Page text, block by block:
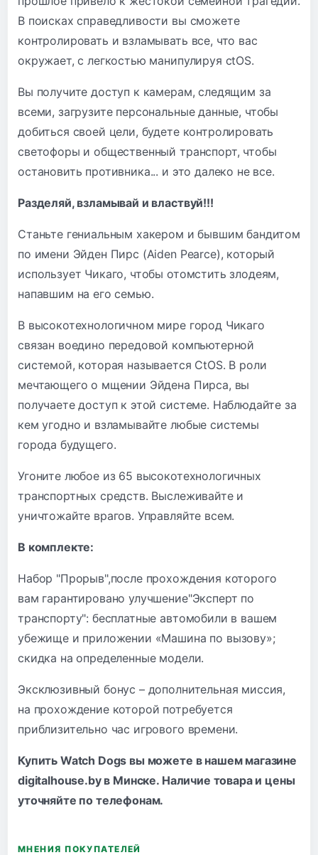
В поисках справедливости вы сможете
контролировать и взламывать все, что вас
окружает, с легкостью манипулируя ctOS.
Вы получите доступ к камерам, следящим за
всеми, загрузите персональные данные, чтобы
добиться своей цели, будете контролировать
светофоры и общественный транспорт, чтобы
остановить противника... и это далеко не все.
Разделяй, взламывай и властвуй!!!
Станьте гениальным хакером и бывшим бандитом
по имени Эйден Пирс (Aiden Pearce), который
использует Чикаго, чтобы отомстить злодеям,
напавшим на его семью.
В высокотехнологичном мире город Чикаго
связан воедино передовой компьютерной
системой, которая называется CtOS. В роли
мечтающего о мщении Эйдена Пирса, вы
получаете доступ к этой системе. Наблюдайте за
кем угодно и взламывайте любые системы
города будущего.
Угоните любое из 65 высокотехнологичных
транспортных средств. Выслеживайте и
уничтожайте врагов. Управляйте всем.
В комплекте:
Набор "Прорыв",после прохождения которого
вам гарантировано улучшение"Эксперт по
транспорту": бесплатные автомобили в вашем
убежище и приложении «Машина по вызову»;
скидка на определенные модели.
Эксклюзивный бонус – дополнительная миссия,
на прохождение которой потребуется
приблизительно час игрового времени.
Купить Watch Dogs вы можете в нашем магазине
digitalhouse.by в Минске. Наличие товара и цены
уточняйте по телефонам.
МНЕНИЯ ПОКУПАТЕЛЕЙ